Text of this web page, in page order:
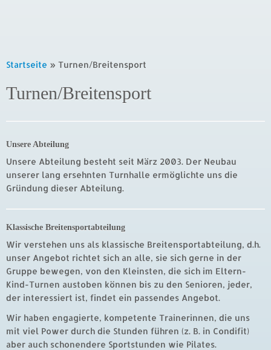
Startseite » Turnen/Breitensport
Turnen/Breitensport
Unsere Abteilung
Unsere Abteilung besteht seit März 2003. Der Neubau
unserer lang ersehnten Turnhalle ermöglichte uns die
Gründung dieser Abteilung.
Klassische Breitensportabteilung
Wir verstehen uns als klassische Breitensportabteilung, d.h.
unser Angebot richtet sich an alle, sie sich gerne in der
Gruppe bewegen, von den Kleinsten, die sich im Eltern-
Kind-Turnen austoben können bis zu den Senioren, jeder,
der interessiert ist, findet ein passendes Angebot.
Wir haben engagierte, kompetente Trainerinnen, die uns
mit viel Power durch die Stunden führen (z. B. in Condifit)
aber auch schonendere Sportstunden wie Pilates.